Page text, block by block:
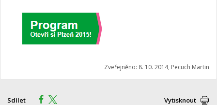
Zveřejněno: 8. 10. 2014, Pecuch Martin
Sdílet Vytisknout